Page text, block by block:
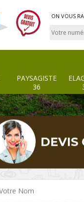
ON VOUS
PAYSAGISTE
36
DEVIS